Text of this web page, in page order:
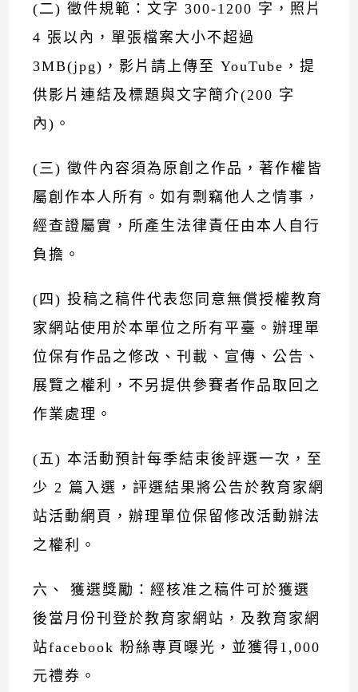
(二) 徵件規範：文字 300-1200 字，照片
4 張以內，單張檔案大小不超過
3MB(jpg)，影片請上傳至 YouTube，提
供影片連結及標題與文字簡介(200 字
內)。
(三) 徵件內容須為原創之作品，著作權皆
屬創作本人所有。如有剽竊他人之情事，
經查證屬實，所產生法律責任由本人自行
負擔。
(四) 投稿之稿件代表您同意無償授權教育
家網站使用於本單位之所有平臺。辦理單
位保有作品之修改、刊載、宣傳、公告、
展覽之權利，不另提供參賽者作品取回之
作業處理。
(五) 本活動預計每季結束後評選一次，至
少 2 篇入選，評選結果將公告於教育家網
站活動網頁，辦理單位保留修改活動辦法
之權利。
六、 獲選獎勵：經核准之稿件可於獲選
後當月份刊登於教育家網站，及教育家網
站facebook 粉絲專頁曝光，並獲得1,000
元禮券。